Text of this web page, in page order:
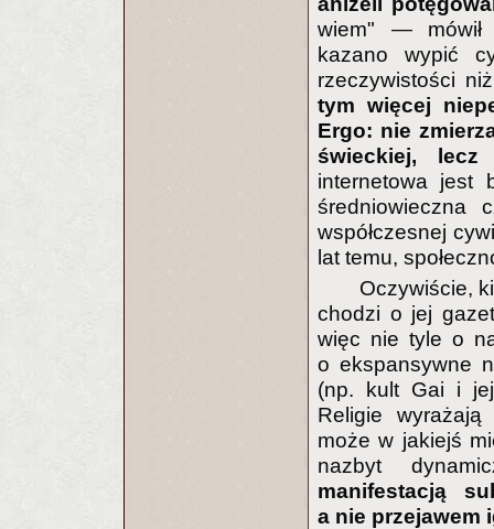
wiem" — mówił
kazano wypić
rzeczywistości
tym więcej
Ergo: nie
świeckiej, lecz
internetowa jest
średniowieczna
współczesnej
lat temu,
Oczywiście,
chodzi o jej
więc nie tyle o
o ekspansywne
(np. kult Gai i
Religie wyrażają
może w jakiejś
nazbyt
manifestacją
a nie przejawem